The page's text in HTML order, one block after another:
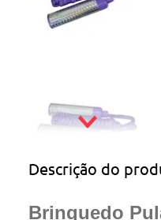
Descrição do
Brinquedo